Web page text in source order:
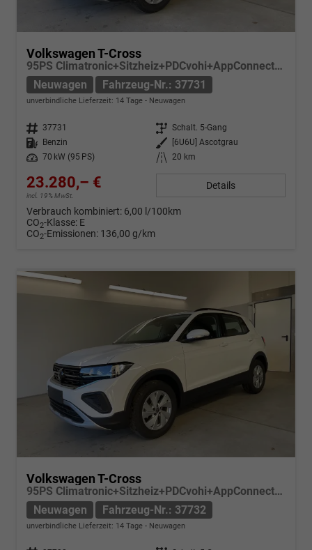
Volkswagen T-Cross
95PS Climatronic+Sitzheiz+PDCvohi+AppConnect+Side+TravelAssist+ACC
Neuwagen
Fahrzeug-Nr.: 37731
unverbindliche Lieferzeit: 14 Tage Neuwagen
Fahrzeug-Nr. 37731 Getriebe Schalt. 5-Gang
Kraftstoff
Benzin Außenfarbe
[6U6U] Ascotgrau
Leistung
70 kW (95 PS) Kilometerstand 20 km
23.280,– €
incl. 19% MwSt.
Details
Verbrauch kombiniert: 6,00 l/100km
CO2-Klasse: E
CO2-Emissionen: 136,00 g/km
Volkswagen T-Cross
95PS Climatronic+Sitzheiz+PDCvohi+AppConnect+Side+TravelAssist+ACC
Neuwagen
Fahrzeug-Nr.: 37732
unverbindliche Lieferzeit: 14 Tage Neuwagen